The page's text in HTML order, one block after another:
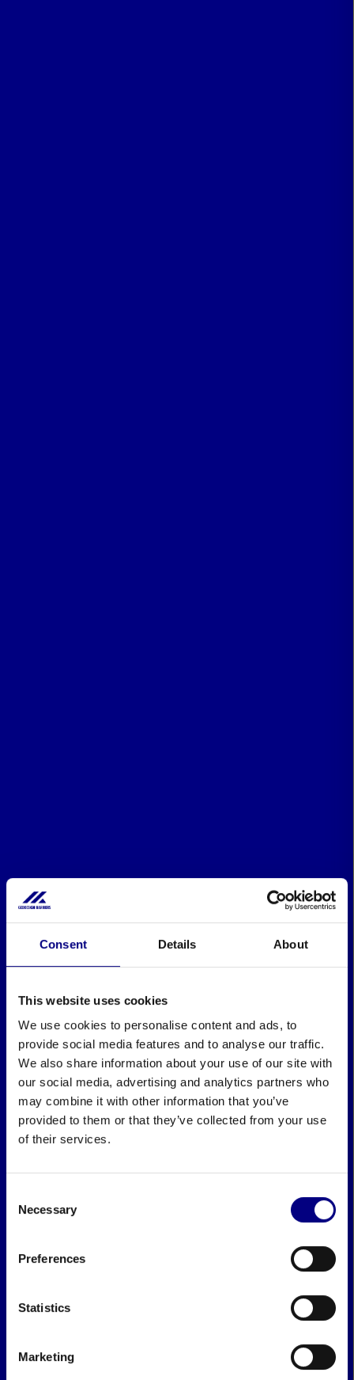
Consent Details About
This website uses cookies
We use cookies to personalise content and ads, to
provide social media features and to analyse our traffic.
We also share information about your use of our site with
our social media, advertising and analytics partners who
may combine it with other information that you’ve
provided to them or that they’ve collected from your use
of their services.
Selection
Necessary
Preferences
Statistics
Marketing